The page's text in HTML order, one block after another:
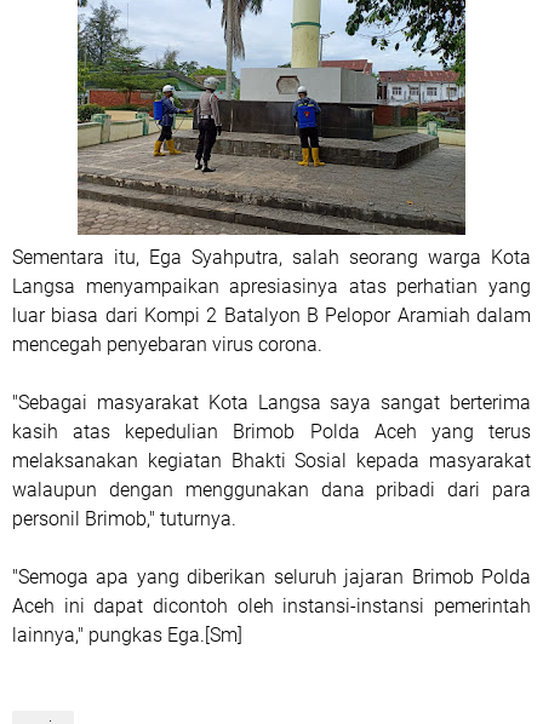
Sementara itu, Ega Syahputra, salah seorang warga Kota
Langsa menyampaikan apresiasinya atas perhatian yang
luar biasa dari Kompi 2 Batalyon B Pelopor Aramiah dalam
mencegah penyebaran virus corona.
"Sebagai masyarakat Kota Langsa saya sangat berterima
kasih atas kepedulian Brimob Polda Aceh yang terus
melaksanakan kegiatan Bhakti Sosial kepada masyarakat
walaupun dengan menggunakan dana pribadi dari para
personil Brimob," tuturnya.
"Semoga apa yang diberikan seluruh jajaran Brimob Polda
Aceh ini dapat dicontoh oleh instansi-instansi pemerintah
lainnya," pungkas Ega.[Sm]